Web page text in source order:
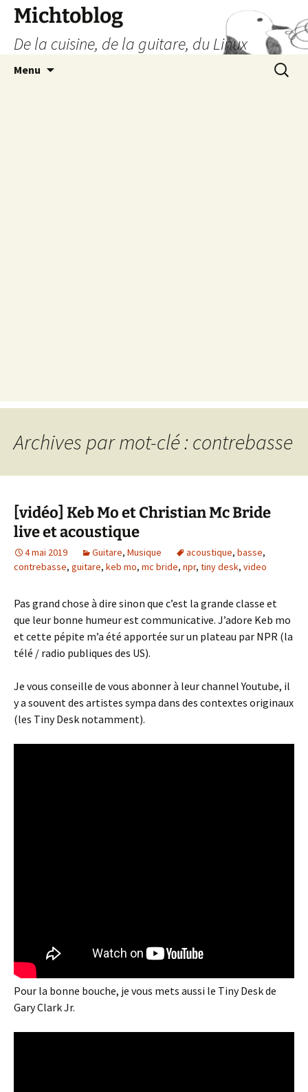
Aller
contenu
Michtoblog
De la cuisine, de la guitare, du Linux
Menu
Archives par mot-clé : contrebasse
[vidéo] Keb Mo et Christian Mc Bride
live et acoustique
4 mai 2019 Guitare, Musique acoustique, basse,
contrebasse, guitare, keb mo, mc bride, npr, tiny desk, video
Pas grand chose à dire sinon que c’est la grande classe et
que leur bonne humeur est communicative. J’adore Keb mo
et cette pépite m’a été apportée sur un plateau par NPR (la
télé / radio publiques des US).
Je vous conseille de vous abonner à leur channel Youtube, il
y a souvent des artistes sympa dans des contextes originaux
(les Tiny Desk notamment).
Pour la bonne bouche, je vous mets aussi le Tiny Desk de
Gary Clark Jr.